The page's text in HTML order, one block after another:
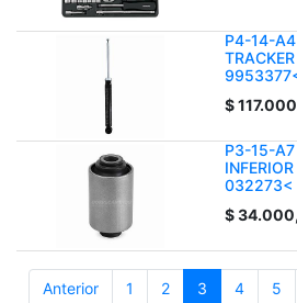
P4-14-A4
$
P3-15-A7
032273<
$
Anterior 1 2 3 4 5